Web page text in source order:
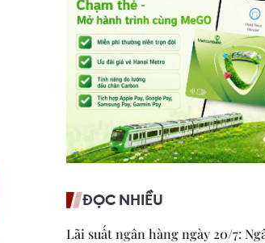
ĐỌC NHIỀU
Lãi suất ngân hàng ngày 20/7: